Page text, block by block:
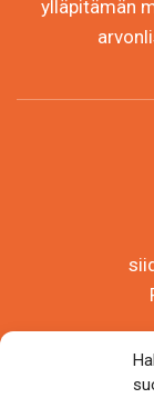
ylläpitämän